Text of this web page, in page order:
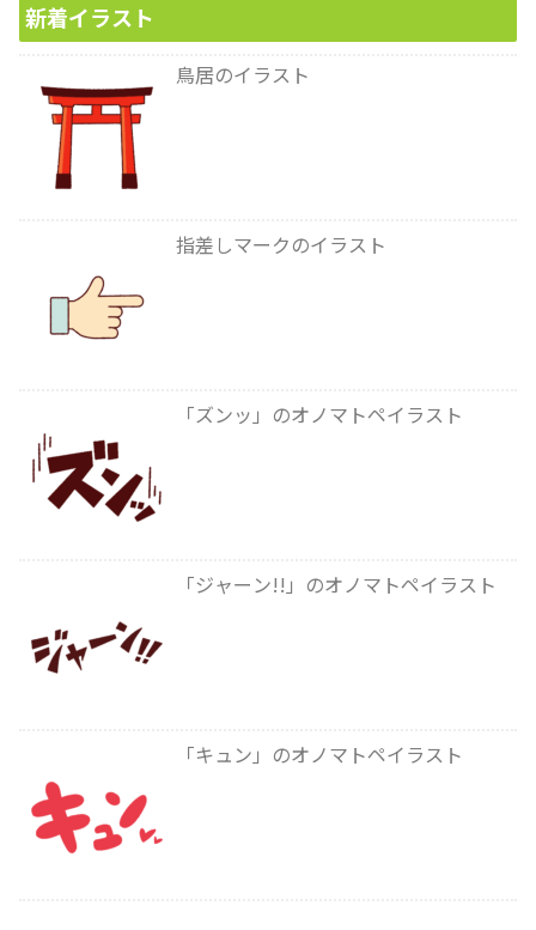
新着イラスト
鳥居のイラスト
指差しマークのイラスト
「ズンッ」のオノマトペイラスト
「ジャーン!!」のオノマトペイラスト
「キュン」のオノマトペイラスト